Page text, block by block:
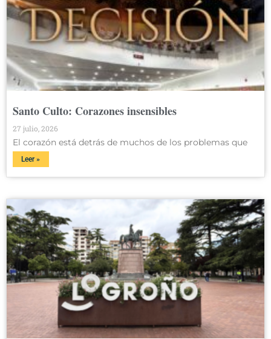
Santo Culto: Corazones insensibles
27 julio, 2026
El corazón está detrás de muchos de los problemas que
Leer »